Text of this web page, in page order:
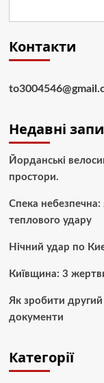
Контакти
Недавні
Йорданські
простори.
Спека небезпечна:
теплового удару
Нічний удар по
Київщина: 3
Як зробити
документи
Категорії